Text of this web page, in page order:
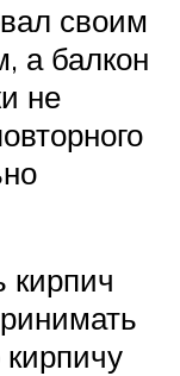
своим
а балкон
не
кирпич